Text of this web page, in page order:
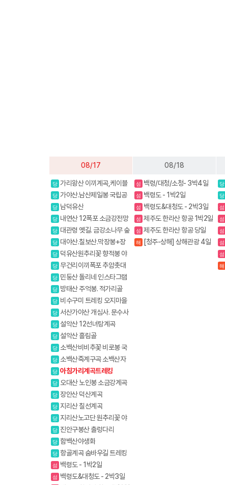
08/17
당 가리왕산 이끼계곡,케이블
카(여행코스)
당 가야산.남산제일봉 국립공
원
당 남덕유산
당 내연산 12폭포 소금강전망
대
당 대관령 옛길. 금강소나무 숲
길
당 대야산.칠보산.막장봉+장
성봉
당 덕유산원추리꽃 향적봉 야
생화
당 무건리이끼폭포 추암촛대
바위
당 민둥산 돌리네 인스타그램
핫플레이스
당 방태산 주억봉. 적가리골
당 비수구미 트레킹 오지마을
당 서산가야산 개심사. 문수사
배롱나무
당 설악산 12선녀탕계곡
당 설악산 흘림골
당 소백산비비추꽃 비로봉 국
망봉 야생화
당 소백산죽계구곡 소백산자
락길 1코스
당 아침가리계곡트레킹
당 오대산 노인봉 소금강계곡
당 장안산 덕산계곡
당 지리산 칠선계곡
당 지리산노고단 원추리꽃 야
생화
당 진안구봉산 출렁다리
당 함백산야생화
당 항골계곡 숨바우길 트레킹
섬 백령도 - 1박2일
섬 백령도&대청도 - 2박3일
08/18
섬 백령/대청/소청- 3박4일
섬 백령도 - 1박2일
섬 백령도&대청도 - 2박3일
섬 제주도 한라산 항공 1박2일
섬 제주도 한라산 항공 당일
해 [청주-상해] 상해관광 4일
당
당
섬
섬
섬
섬
섬
해